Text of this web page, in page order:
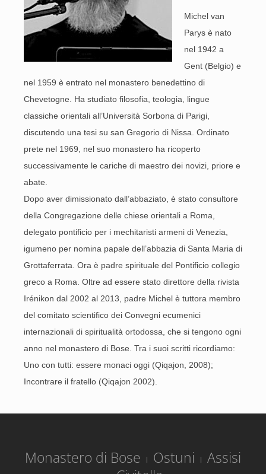
Michel van
Parys è nato
nel 1942 a
Gent (Belgio) e
nel 1959 è entrato nel monastero benedettino di
Chevetogne. Ha studiato filosofia, teologia, lingue
classiche orientali all’Università Sorbona di Parigi,
discutendo una tesi su san Gregorio di Nissa. Ordinato
prete nel 1969, nel suo monastero ha ricoperto
successivamente le cariche di maestro dei novizi, priore e
abate.
Dopo aver dimissionato dall’abbaziato, è stato consultore
della Congregazione delle chiese orientali a Roma,
delegato pontificio per i mechitaristi armeni di Venezia,
igumeno per nomina papale dell’abbazia di Santa Maria di
Grottaferrata. Ora è padre spirituale del Pontificio collegio
greco a Roma. Oltre ad essere stato direttore della rivista
Irénikon dal 2002 al 2013, padre Michel è tuttora membro
del comitato scientifico dei Convegni ecumenici
internazionali di spiritualità ortodossa, che si tengono ogni
anno nel monastero di Bose. Tra i suoi scritti ricordiamo:
Uno con tutti: essere monaci oggi (Qiqajon, 2008);
Incontrare il fratello (Qiqajon 2002).
Monastero di Bose Ostuni
Assisi